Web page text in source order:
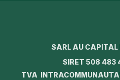
SARL AU
SIRET 508 483
TVA